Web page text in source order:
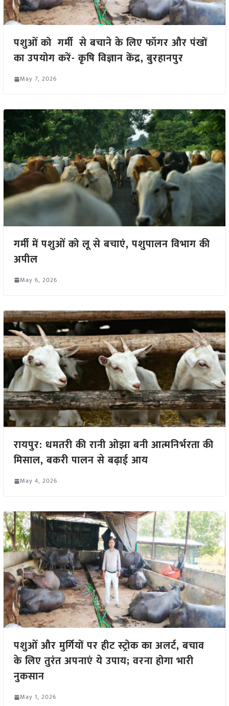
पशुओं को गर्मी से बचाने के लिए फॉगर और पंखों
का उपयोग करें- कृषि विज्ञान केंद्र, बुरहानपुर
May 7, 2026
गर्मी में पशुओं को लू से बचाएं, पशुपालन विभाग की
अपील
May 6, 2026
रायपुर: धमतरी की रानी ओझा बनी आत्मनिर्भरता की
मिसाल, बकरी पालन से बढ़ाई आय
May 4, 2026
पशुओं और मुर्गियों पर हीट स्ट्रोक का अलर्ट, बचाव
के लिए तुरंत अपनाएं ये उपाय; वरना होगा भारी
नुकसान
May 1, 2026